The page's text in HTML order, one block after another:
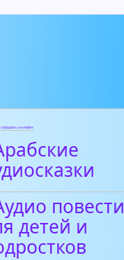
слушать онлайн
повести
детей и